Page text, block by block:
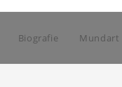
Biografie Mundart